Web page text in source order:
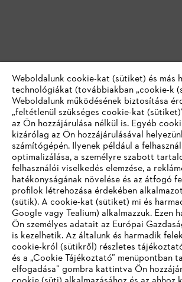
Weboldalunk cookie-kat (sütiket) és más
technológiákat (továbbiakban „cookie-k
Weboldalunk működésének biztosítása
„feltétlenül szükséges cookie-kat
az Ön hozzájárulása nélkül is. Egyéb
kizárólag az Ön hozzájárulásával
számítógépén. Ilyenek például a
optimalizálása, a személyre szabott
felhasználói viselkedés elemzése, a
hatékonyságának növelése és az átfogó
profilok létrehozása érdekében
(sütik). A cookie-kat (sütiket) mi és
Google vagy Tealium) alkalmazzuk. Ezen
Ön személyes adatait az Európai
is kezelhetik. Az általunk és harmadik
cookie-król (sütikről) részletes
és a „Cookie Tájékoztató” menüpontban
elfogadása” gombra kattintva Ön